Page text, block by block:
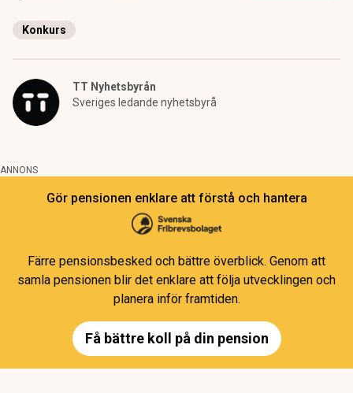
Konkurs
TT Nyhetsbyrån
Sveriges ledande nyhetsbyrå
ANNONS
Gör pensionen enklare att förstå och hantera
Färre pensionsbesked och bättre överblick. Genom att
samla pensionen blir det enklare att följa utvecklingen och
planera inför framtiden.
Få bättre koll på din pension